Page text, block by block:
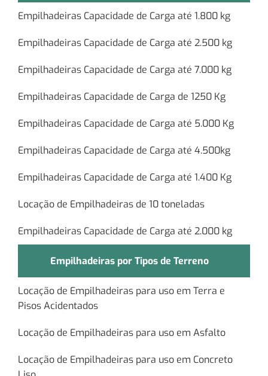
Empilhadeiras Capacidade de Carga até 1.800 kg
Empilhadeiras Capacidade de Carga até 2.500 kg
Empilhadeiras Capacidade de Carga até 7.000 kg
Empilhadeiras Capacidade de Carga de 1250 Kg
Empilhadeiras Capacidade de Carga até 5.000 Kg
Empilhadeiras Capacidade de Carga até 4.500kg
Empilhadeiras Capacidade de Carga até 1.400 Kg
Locação de Empilhadeiras de 10 toneladas
Empilhadeiras Capacidade de Carga até 2.000 kg
Empilhadeiras por Tipos de Terreno
Locação de Empilhadeiras para uso em Terra e
Pisos Acidentados
Locação de Empilhadeiras para uso em Asfalto
Locação de Empilhadeiras para uso em Concreto